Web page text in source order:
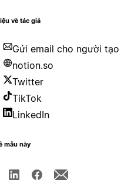
về tác giả
Gửi email cho người tạo
notion.so
Twitter
TikTok
LinkedIn
mẫu này